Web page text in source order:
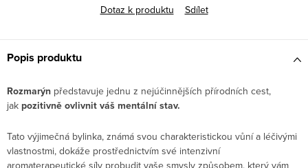
Dotaz k produktu
Sdílet
Popis produktu
Rozmarýn představuje jednu z nejúčinnějších přírodních cest,
jak pozitivně ovlivnit váš mentální stav.
Tato výjimečná bylinka, známá svou charakteristickou vůní a léčivými
vlastnostmi, dokáže prostřednictvím své intenzivní